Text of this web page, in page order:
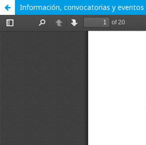
Información, convocatorias y eventos